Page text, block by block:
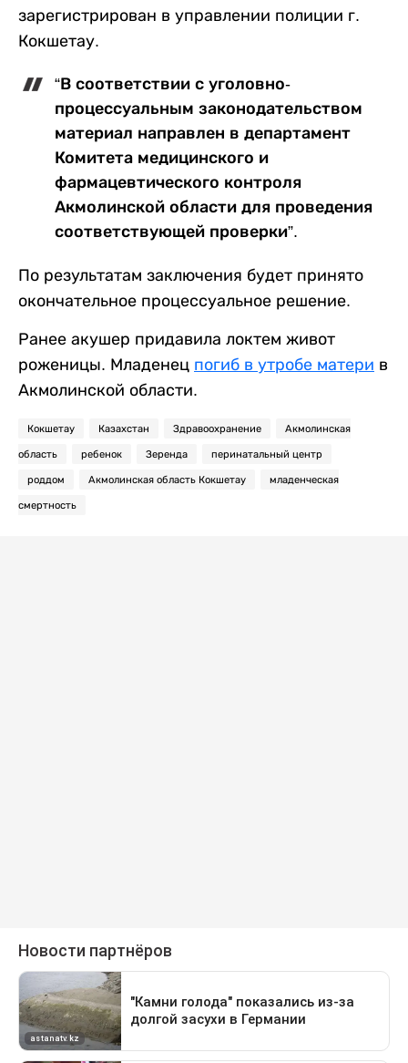
зарегистрирован в управлении полиции г.
Кокшетау.
“В соответствии с уголовно-
процессуальным законодательством
материал направлен в департамент
Комитета медицинского и
фармацевтического контроля
Акмолинской области для проведения
соответствующей проверки”.
По результатам заключения будет принято
окончательное процессуальное решение.
Ранее акушер придавила локтем живот
роженицы. Младенец погиб в утробе матери в
Акмолинской области.
Кокшетау Казахстан Здравоохранение Акмолинская
область ребенок Зеренда перинатальный центр
роддом Акмолинская область Кокшетау младенческая
смертность